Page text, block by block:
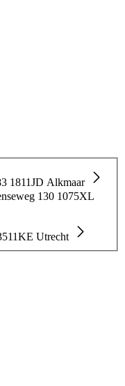
1811JD Alkmaar
130 1075XL
Utrecht